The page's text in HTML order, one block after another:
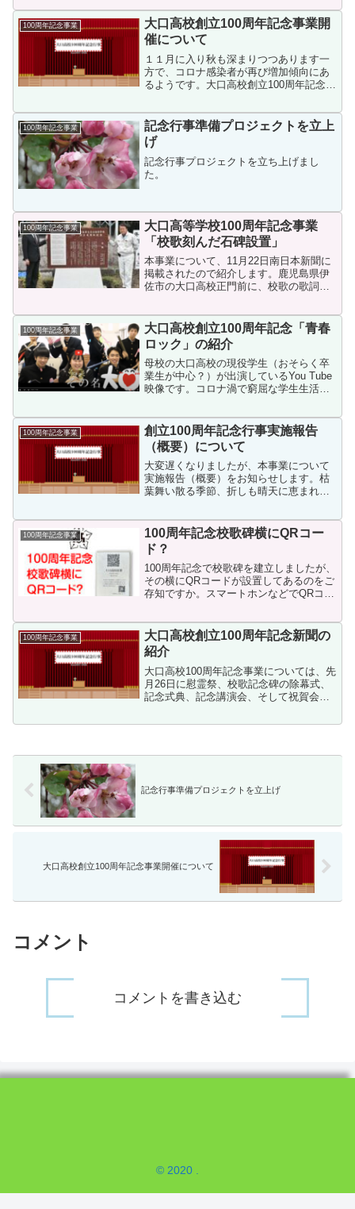
者の方については、記念誌が出来上がり
次第（４月中旬予定）、発送開始予定で
す。同窓会本部事務局
100周年記念事業
大口高校創立100周年記念事業開
催について
１１月に入り秋も深まりつつあります一
方で、コロナ感染者が再び増加傾向にあ
るようです。大口高校創立100周年記念行
いりました。当日のスケジュール等につ
いてお知らせします。時刻次第場所備考
①1200慰霊祭大口...
100周年記念事業
記念行事準備プロジェクトを立上
げ
記念行事プロジェクトを立ち上げまし
た。
100周年記念事業
大口高等学校100周年記念事業
「校歌刻んだ石碑設置」
本事業について、11月22日南日本新聞に
掲載されたので紹介します。鹿児島県伊
佐市の大口高校正門前に、校歌の歌詞を
０万円かけて制作した。校歌は地元出身
の歴史小説家海音寺潮...
100周年記念事業
大口高校創立100周年記念「青春
ロック」の紹介
母校の大口高校の現役学生（おそらく卒
業生が中心？）が出演しているYou Tube
映像です。コロナ渦で窮屈な学生生活を
っきりハッチャケて校歌を歌っていま
す。大口高校PTAも参加しており、ドラ
マ風で中々の出来...
100周年記念事業
創立100周年記念行事実施報告
（概要）について
大変遅くなりましたが、本事業について
実施報告（概要）をお知らせします。枯
葉舞い散る季節、折しも晴天に恵まれ、
のうちに実施致しました。当日のスケジ
ュール（実績）は次のとおりです。 実施
日：令和4年11月26...
100周年記念事業
100周年記念校歌碑横にQRコー
ド？
100周年記念で校歌碑を建立しましたが、
その横にQRコードが設置してあるのをご
存知ですか。スマートホンなどでQRコー
口文化会館にて録画された、生徒やPTA
会長（当時）出演の校歌の動画を簡単に
観る事...
100周年記念事業
大口高校創立100周年記念新聞の
紹介
大口高校100周年記念事業については、先
月26日に慰霊祭、校歌記念碑の除幕式、
記念式典、記念講演会、そして祝賀会を
ロナウイルス感染症の感染状況を踏ま
記念行事準備プロジェクトを立上げ
大口高校創立100周年記念事業開催について
コメント
コメントを書き込む
© 2020 .